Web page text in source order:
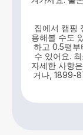
집에서 캠핑
용해볼 수도
하고 0.5평부
수 있어요.
자세한 사항
거나, 1899-